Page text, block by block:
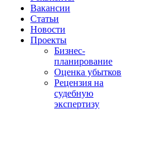
Вакансии
Статьи
Новости
Проекты
Бизнес-
планирование
Оценка убытков
Рецензия на
судебную
экспертизу